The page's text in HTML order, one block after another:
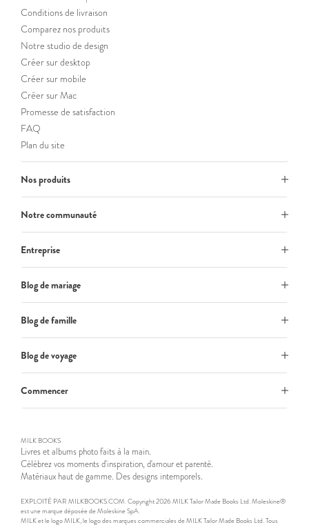
Conditions de livraison
Comparez nos produits
Notre studio de design
Créer sur desktop
Créer sur mobile
Créer sur Mac
Promesse de satisfaction
FAQ
Plan du site
Nos produits
Notre communauté
Entreprise
Blog de mariage
Blog de famille
Blog de voyage
Commencer
MILK BOOKS
Livres et albums photo faits à la main.
Célébrez vos moments d'inspiration, d'amour et parenté.
Matériaux haut de gamme. Des designs intemporels.
EXPLOITÉ PAR MILKBOOKS.COM. Copyright 2026 MILK Tailor Made Books Ltd. Moleskine®
est une marque déposée de Moleskine SpA.
MILK et le logo MILK, le logo des marques commerciales de MILK Tailor Made Books Ltd. Tous